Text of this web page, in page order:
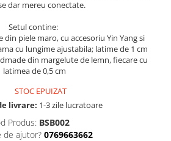
dar mereu conectate.
Setul contine:
piele maro, cu accesoriu Yin Yang si
cu lungime ajustabila; latime de 1 cm
din margelute de lemn, fiecare cu
latimea de 0,5 cm
STOC EPUIZAT
livrare: 1-3 zile lucratoare
Produs: BSB002
de ajutor? 0769663662